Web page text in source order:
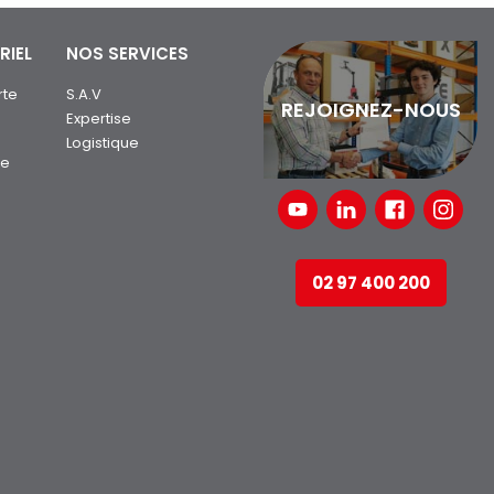
NOS SERVICES
S.A.V
Expertise
Logistique
REJOIGNEZ-NOUS
02 97 400 200